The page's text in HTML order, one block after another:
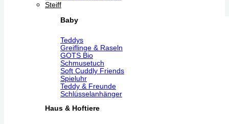
Steiff
Baby
Teddys
Greiflinge & Raseln
GOTS Bio
Schmusetuch
Soft Cuddly Friends
Spieluhr
Teddy & Freunde
Schlüsselanhänger
Haus & Hoftiere